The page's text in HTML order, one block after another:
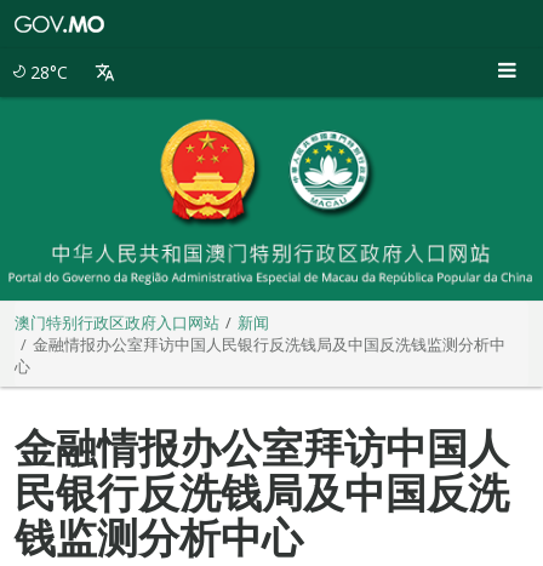
28°C
澳门特别行政区政府入口网站
新闻
金融情报办公室拜访中国人民银行反洗钱局及中国反洗钱监测分析中
心
金融情报办公室拜访中国人
民银行反洗钱局及中国反洗
钱监测分析中心